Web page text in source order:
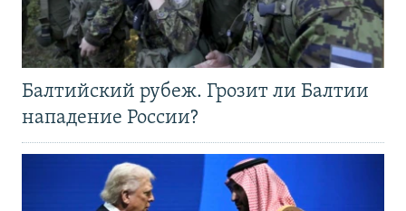
Балтийский рубеж. Грозит ли Балтии
нападение России?